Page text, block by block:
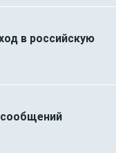
в российскую